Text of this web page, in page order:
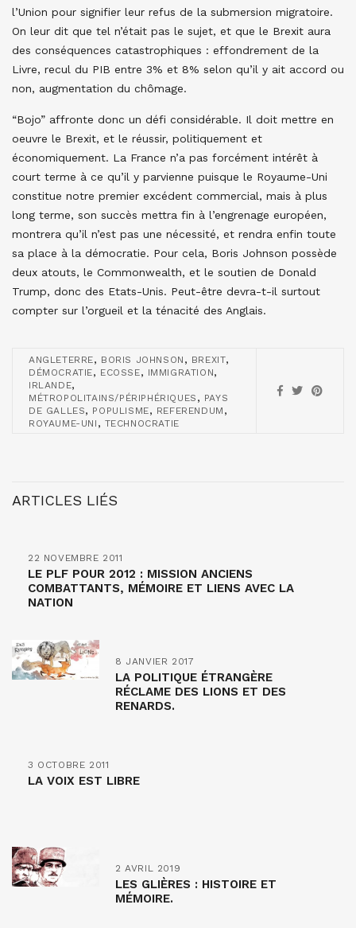
l’Union pour signifier leur refus de la submersion migratoire.
On leur dit que tel n’était pas le sujet, et que le Brexit aura
des conséquences catastrophiques : effondrement de la
Livre, recul du PIB entre 3% et 8% selon qu’il y ait accord ou
non, augmentation du chômage.
“Bojo” affronte donc un défi considérable. Il doit mettre en
oeuvre le Brexit, et le réussir, politiquement et
économiquement. La France n’a pas forcément intérêt à
court terme à ce qu’il y parvienne puisque le Royaume-Uni
constitue notre premier excédent commercial, mais à plus
long terme, son succès mettra fin à l’engrenage européen,
montrera qu’il n’est pas une nécessité, et rendra enfin toute
sa place à la démocratie. Pour cela, Boris Johnson possède
deux atouts, le Commonwealth, et le soutien de Donald
Trump, donc des Etats-Unis. Peut-être devra-t-il surtout
compter sur l’orgueil et la ténacité des Anglais.
ANGLETERRE, BORIS JOHNSON , BREXIT,
DÉMOCRATIE, ECOSSE, IMMIGRATION,
IRLANDE,
MÉTROPOLITAINS/PÉRIPHÉRIQUES , PAYS
DE GALLES, POPULISME, REFERENDUM ,
ROYAUME-UNI , TECHNOCRATIE
ARTICLES LIÉS
22 NOVEMBRE 2011
LE PLF POUR 2012 : MISSION ANCIENS
COMBATTANTS, MÉMOIRE ET LIENS AVEC LA
NATION
8 JANVIER 2017
LA POLITIQUE ÉTRANGÈRE
RÉCLAME DES LIONS ET DES
RENARDS.
3 OCTOBRE 2011
LA VOIX EST LIBRE
2 AVRIL 2019
LES GLIÈRES : HISTOIRE ET
MÉMOIRE.